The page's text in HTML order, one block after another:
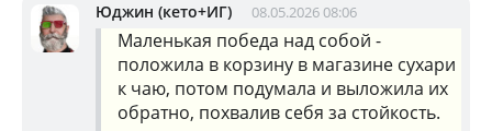
Юджин (кето+ИГ) 08.05.2026 08:06
Маленькая победа над собой -
положила в корзину в магазине сухари
к чаю, потом подумала и выложила их
обратно, похвалив себя за стойкость.